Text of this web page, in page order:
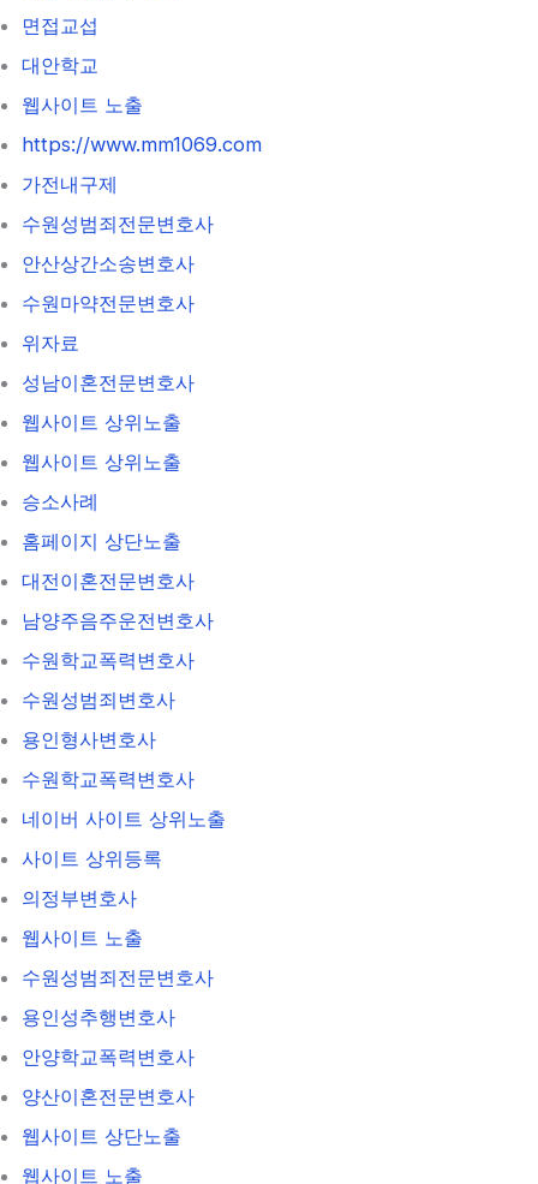
면접교섭
대안학교
웹사이트 노출
https://www.mm1069.com
가전내구제
수원성범죄전문변호사
안산상간소송변호사
수원마약전문변호사
위자료
성남이혼전문변호사
웹사이트 상위노출
웹사이트 상위노출
승소사례
홈페이지 상단노출
대전이혼전문변호사
남양주음주운전변호사
수원학교폭력변호사
수원성범죄변호사
용인형사변호사
수원학교폭력변호사
네이버 사이트 상위노출
사이트 상위등록
의정부변호사
웹사이트 노출
수원성범죄전문변호사
용인성추행변호사
안양학교폭력변호사
양산이혼전문변호사
웹사이트 상단노출
웹사이트 노출